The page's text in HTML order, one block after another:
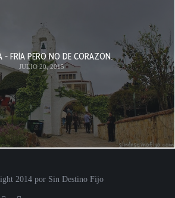
- FRÍA PERO NO DE CORAZÓN.
JULIO 20, 2015
2014 por Sin Destino Fijo